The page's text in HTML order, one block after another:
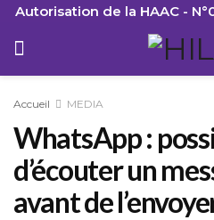
Autorisation de la HAAC -
Accueil MEDIA
WhatsApp :
d’écouter un
avant de